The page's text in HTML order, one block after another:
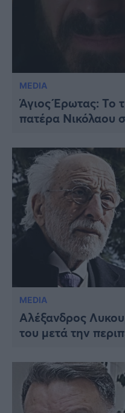
MEDIA
Άγιος Έρωτας: Το
πατέρα Νικόλαου
MEDIA
Αλέξανδρος
του μετά την